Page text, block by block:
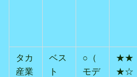
タカ
産業
ベス
ト
○（
モデ
★★
★☆